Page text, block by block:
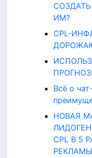
ИМ?
CPL-
Всё о
НОВАЯ
CPL В 5
РЕКЛАМЫ